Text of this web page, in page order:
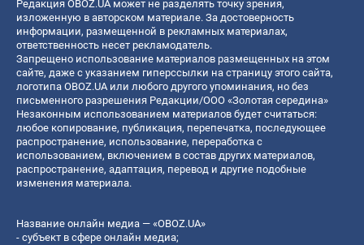
Редакция OBOZ.UA может не разделять точку зрения,
изложенную в авторском материале. За достоверность
информации, размещенной в рекламных материалах,
ответственность несет рекламодатель.
Запрещено использование материалов размещенных на этом
сайте, даже с указанием гиперссылки на страницу этого сайта,
логотипа OBOZ.UA или любого другого упоминания, но без
письменного разрешения Редакции/ООО «Золотая середина»
Незаконным использованием материалов будет считаться:
любое копирование, публикация, перепечатка, последующее
распространение, использование, переработка с
использованием, включением в состав других материалов,
распространение, адаптация, перевод и другие подобные
изменения материала.
Название онлайн медиа — «OBOZ.UA»
- субъект в сфере онлайн медиа;